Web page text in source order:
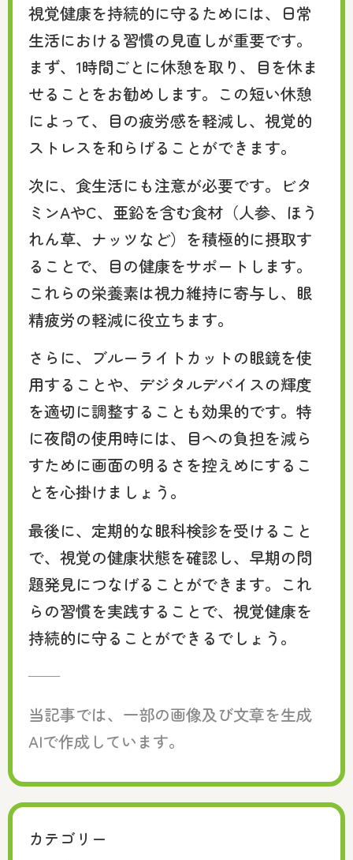
視覚健康を持続的に守るためには、日常
生活における習慣の見直しが重要です。
まず、1時間ごとに休憩を取り、目を休ま
せることをお勧めします。この短い休憩
によって、目の疲労感を軽減し、視覚的
ストレスを和らげることができます。
次に、食生活にも注意が必要です。ビタ
ミンAやC、亜鉛を含む食材（人参、ほう
れん草、ナッツなど）を積極的に摂取す
ることで、目の健康をサポートします。
これらの栄養素は視力維持に寄与し、眼
精疲労の軽減に役立ちます。
さらに、ブルーライトカットの眼鏡を使
用することや、デジタルデバイスの輝度
を適切に調整することも効果的です。特
に夜間の使用時には、目への負担を減ら
すために画面の明るさを控えめにするこ
とを心掛けましょう。
最後に、定期的な眼科検診を受けること
で、視覚の健康状態を確認し、早期の問
題発見につなげることができます。これ
らの習慣を実践することで、視覚健康を
持続的に守ることができるでしょう。
——
当記事では、一部の画像及び文章を生成
AIで作成しています。
カテゴリー